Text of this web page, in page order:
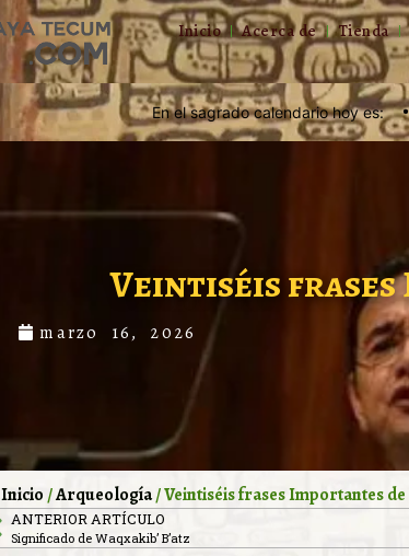
Inicio Acerca de Tienda
En el sagrado calendario hoy es:
Veintiséis frases
marzo 16, 2026
Inicio/Arqueología/ Veintiséis frases Importantes
ANTERIOR ARTÍCULO
Significado de Waqxakib’ B’atz